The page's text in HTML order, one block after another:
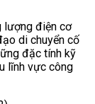
lượng điện cơ
di chuyển cố
đặc tính kỹ
lĩnh vực công